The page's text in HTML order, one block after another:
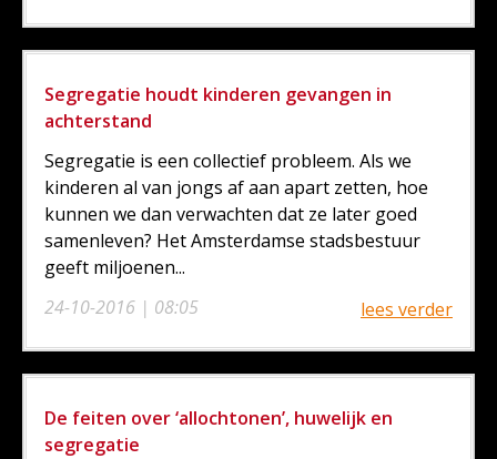
Segregatie houdt kinderen gevangen in
achterstand
24-10-2016 | 08:05
Segregatie is een collectief probleem. Als we
kinderen al van jongs af aan apart zetten, hoe
kunnen we dan verwachten dat ze later goed
samenleven? Het Amsterdamse stadsbestuur
geeft miljoenen...
lees verder
De feiten over ‘allochtonen’, huwelijk en
segregatie